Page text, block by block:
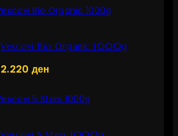
Vescovi Bio Organic 1000g
2.220 ден